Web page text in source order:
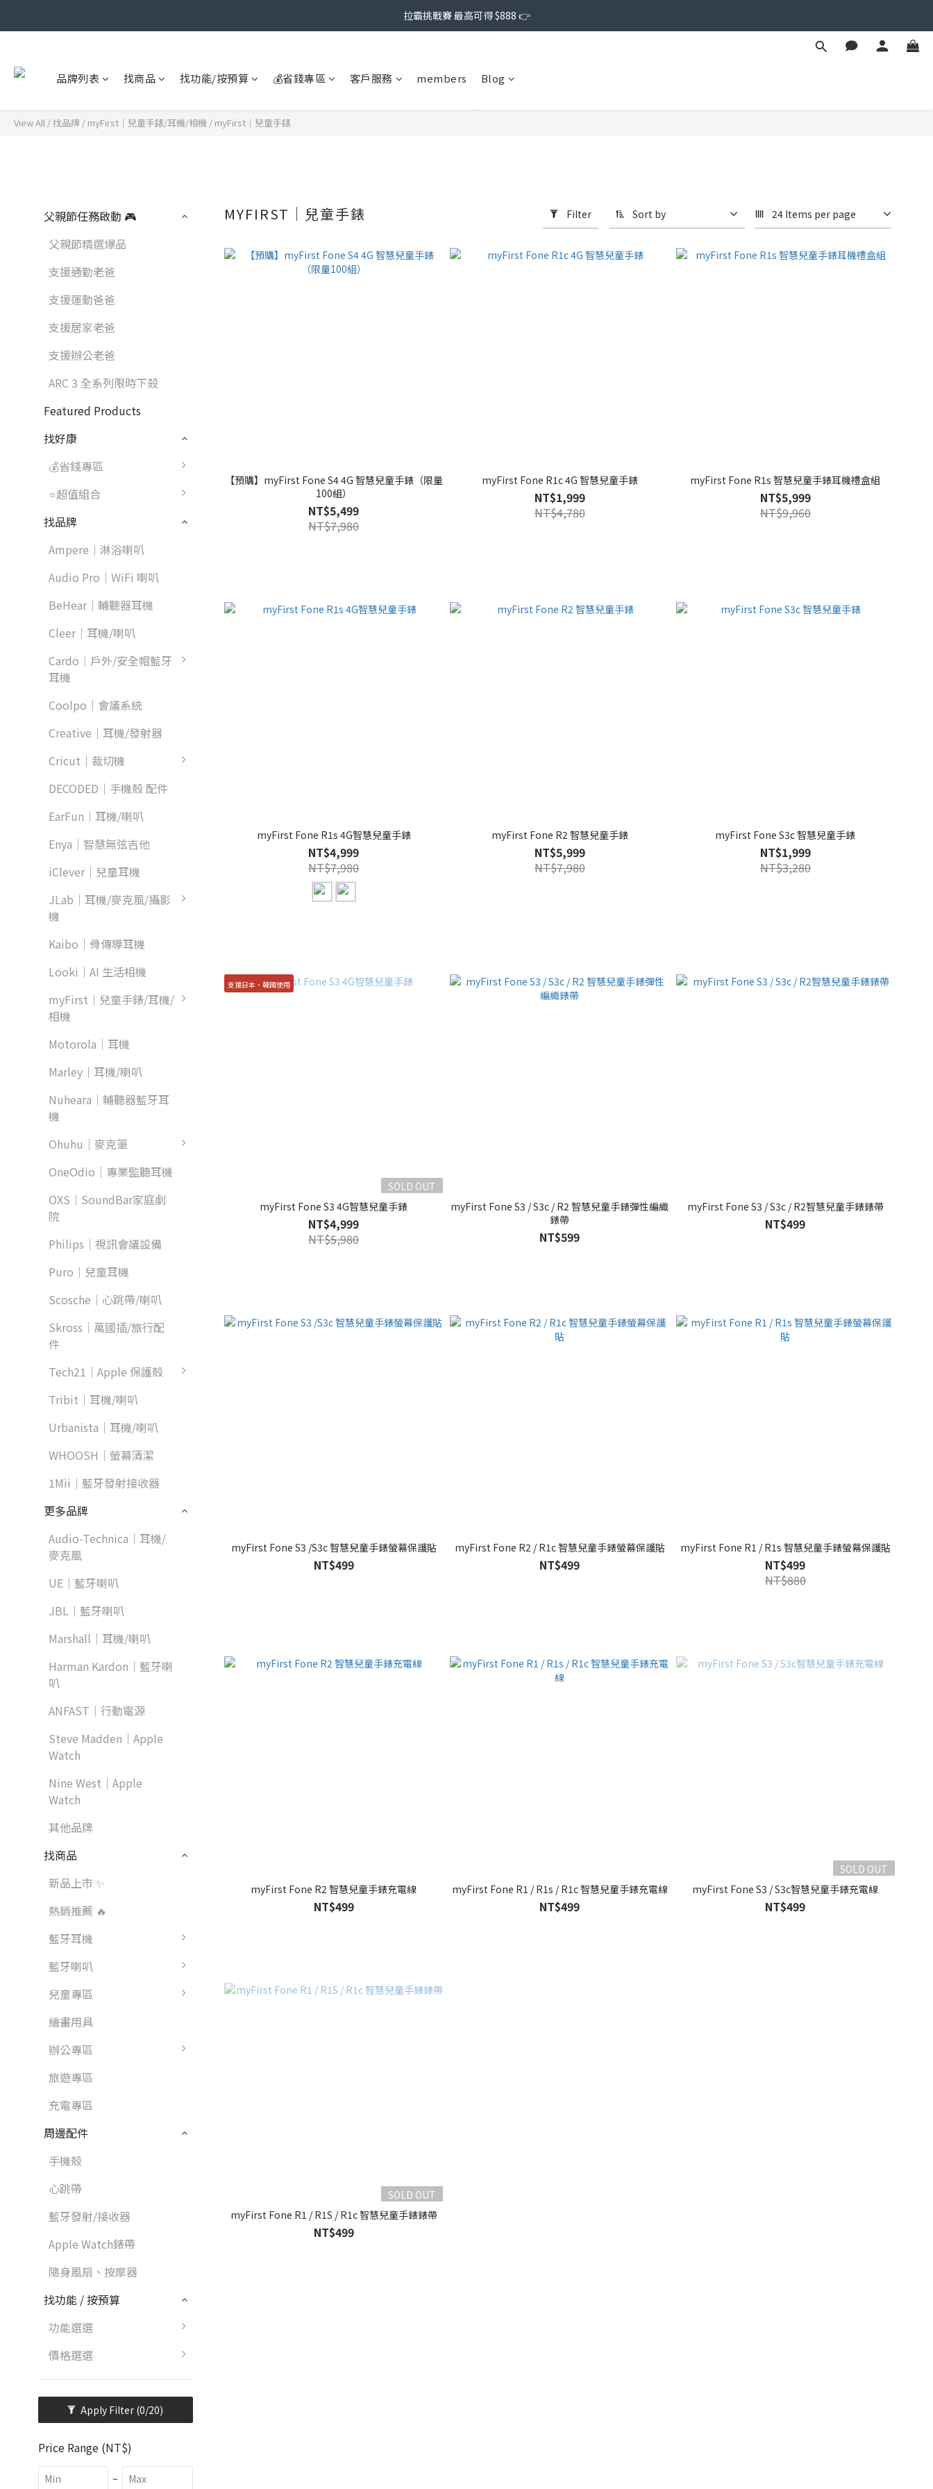
拉霸挑戰賽 最高可得 $888 👉
品牌列表 找商品 找功能/按預算 💰省錢專區 客戶服務 members Blog
View All /找品牌 / myFirst｜兒童手錶/耳機/相機 / myFirst｜兒童手錶
父親節任務啟動 🎮
父親節精選爆品
支援通勤老爸
支援運動爸爸
支援居家老爸
支援辦公老爸
ARC 3 全系列限時下殺
Featured Products
找好康
💰省錢專區
⭐超值組合
找品牌
Ampere｜淋浴喇叭
Audio Pro｜WiFi 喇叭
BeHear｜輔聽器耳機
Cleer｜耳機/喇叭
Cardo｜戶外/安全帽藍牙
耳機
Coolpo｜會議系統
Creative｜耳機/發射器
Cricut｜裁切機
DECODED｜手機殼 配件
EarFun｜耳機/喇叭
Enya｜智慧無弦吉他
iClever｜兒童耳機
JLab｜耳機/麥克風/攝影
機
Kaibo｜骨傳導耳機
Looki｜AI 生活相機
myFirst｜兒童手錶/耳機/
相機
Motorola｜耳機
Marley｜耳機/喇叭
Nuheara｜輔聽器藍牙耳
機
Ohuhu｜麥克筆
OneOdio｜專業監聽耳機
OXS｜SoundBar家庭劇
院
Philips｜視訊會議設備
Puro｜兒童耳機
Scosche｜心跳帶/喇叭
Skross｜萬國插/旅行配
件
Tech21｜Apple 保護殼
Tribit｜耳機/喇叭
Urbanista｜耳機/喇叭
WHOOSH｜螢幕清潔
1Mii｜藍牙發射接收器
更多品牌
Audio-Technica｜耳機/
麥克風
UE｜藍牙喇叭
JBL｜藍牙喇叭
Marshall｜耳機/喇叭
Harman Kardon｜藍牙喇
叭
ANFAST｜行動電源
Steve Madden｜Apple
Watch
Nine West｜Apple
Watch
其他品牌
找商品
新品上市 ✨
熱銷推薦 🔥
藍牙耳機
藍牙喇叭
兒童專區
繪畫用具
辦公專區
旅遊專區
充電專區
周邊配件
手機殼
心跳帶
藍牙發射/接收器
Apple Watch錶帶
隨身風扇、按摩器
找功能 / 按預算
功能選選
價格選選
Apply Filter (0/20)
Price Range (NT$)
~
MYFIRST｜兒童手錶 Filter Sort by 24 Items per page
【預購】myFirst Fone S4 4G 智慧兒童手錶（限量
100組）
NT$5,499
NT$7,980
myFirst Fone R1c 4G 智慧兒童手錶
NT$1,999
NT$4,780
myFirst Fone R1s 智慧兒童手錶耳機禮盒組
NT$5,999
NT$9,960
myFirst Fone R1s 4G智慧兒童手錶
NT$4,999
NT$7,980
myFirst Fone R2 智慧兒童手錶
NT$5,999
NT$7,980
myFirst Fone S3c 智慧兒童手錶
NT$1,999
NT$3,280
支援日本、韓國使用
SOLD OUT
myFirst Fone S3 4G智慧兒童手錶
NT$4,999
NT$5,980
myFirst Fone S3 / S3c / R2 智慧兒童手錶彈性編織
錶帶
NT$599
myFirst Fone S3 / S3c / R2智慧兒童手錶錶帶
NT$499
myFirst Fone S3 /S3c 智慧兒童手錶螢幕保護貼
NT$499
myFirst Fone R2 / R1c 智慧兒童手錶螢幕保護貼
NT$499
myFirst Fone R1 / R1s 智慧兒童手錶螢幕保護貼
NT$499
NT$880
myFirst Fone R2 智慧兒童手錶充電線
NT$499
myFirst Fone R1 / R1s / R1c 智慧兒童手錶充電線
NT$499
SOLD OUT
myFirst Fone S3 / S3c智慧兒童手錶充電線
NT$499
SOLD OUT
myFirst Fone R1 / R1S / R1c 智慧兒童手錶錶帶
NT$499